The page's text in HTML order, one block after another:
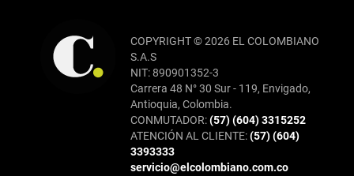
COPYRIGHT © 2026 EL COLOMBIANO
S.A.S
NIT: 890901352-3
Carrera 48 N° 30 Sur - 119, Envigado,
Antioquia, Colombia.
CONMUTADOR:(57) (604) 3315252
ATENCIÓN AL CLIENTE:(57) (604)
3393333
servicio@elcolombiano.com.co